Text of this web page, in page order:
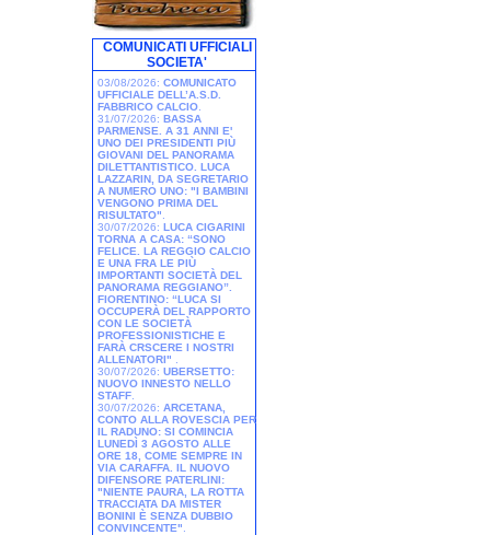
COMUNICATI UFFICIALI
SOCIETA'
03/08/2026: COMUNICATO
UFFICIALE DELL’A.S.D.
FABBRICO CALCIO
31/07/2026: BASSA
PARMENSE. A 31 ANNI E'
UNO DEI PRESIDENTI PIÙ
GIOVANI DEL PANORAMA
DILETTANTISTICO. LUCA
LAZZARIN, DA SEGRETARIO
A NUMERO UNO: "I BAMBINI
VENGONO PRIMA DEL
RISULTATO"
30/07/2026: LUCA CIGARINI
TORNA A CASA: “SONO
FELICE. LA REGGIO CALCIO
E UNA FRA LE PIÙ
IMPORTANTI SOCIETÀ DEL
PANORAMA REGGIANO”.
FIORENTINO: “LUCA SI
OCCUPERÀ DEL RAPPORTO
CON LE SOCIETÀ
PROFESSIONISTICHE E
FARÀ CRSCERE I NOSTRI
ALLENATORI"
30/07/2026: UBERSETTO:
NUOVO INNESTO NELLO
STAFF
30/07/2026: ARCETANA,
CONTO ALLA ROVESCIA PER
IL RADUNO: SI COMINCIA
LUNEDÌ 3 AGOSTO ALLE
ORE 18, COME SEMPRE IN
VIA CARAFFA. IL NUOVO
DIFENSORE PATERLINI:
"NIENTE PAURA, LA ROTTA
TRACCIATA DA MISTER
BONINI È SENZA DUBBIO
CONVINCENTE"